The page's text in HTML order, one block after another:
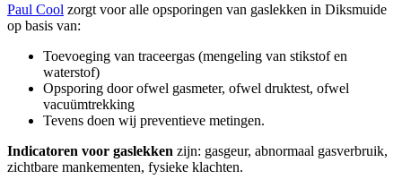
Paul Cool zorgt voor alle opsporingen van gaslekken in Diksmuide
op basis van:
Toevoeging van traceergas (mengeling van stikstof en
waterstof)
Opsporing door ofwel gasmeter, ofwel druktest, ofwel
vacuümtrekking
Tevens doen wij preventieve metingen.
Indicatoren voor gaslekken zijn: gasgeur, abnormaal gasverbruik,
zichtbare mankementen, fysieke klachten.